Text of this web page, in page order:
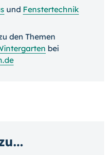
und Fenstertechnik
den Themen
bei